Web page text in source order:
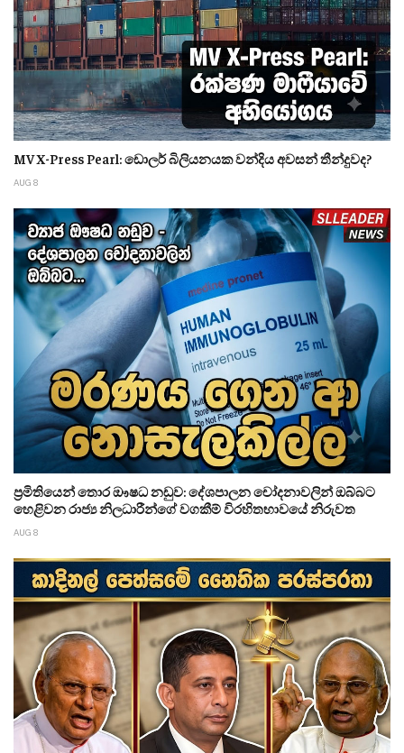
MV X-Press Pearl: ඩොලර් බිලියනයක වන්දිය අවසන් තීන්දුවද?
AUG 8
ප්‍රමිතියෙන් තොර ඖෂධ නඩුව: දේශපාලන චෝදනාවලින් ඔබ්බට
හෙළිවන රාජ්‍ය නිලධාරීන්ගේ වගකීම් විරහිතභාවයේ නිරුවත
AUG 8